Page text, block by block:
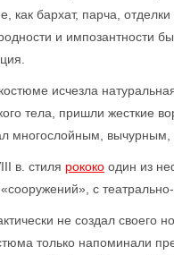
как бархат, парча,
и импозантности
исчезла
тела, пришли жесткие
многослойным,
в. стиля рококо один из
с
не создал своего
только напоминали